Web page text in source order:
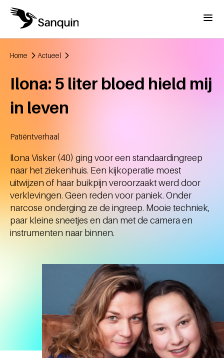
Overslaan en naar de inhoud gaan
Menu
Home Actueel
Ilona: 5 liter bloed hield mij
in leven
Patiëntverhaal
Ilona Visker (40) ging voor een standaardingreep
naar het ziekenhuis. Een kijkoperatie moest
uitwijzen of haar buikpijn veroorzaakt werd door
verklevingen. Geen reden voor paniek. Onder
narcose onderging ze de ingreep. Mooie techniek,
paar kleine sneetjes en dan met de camera en
instrumenten naar binnen.